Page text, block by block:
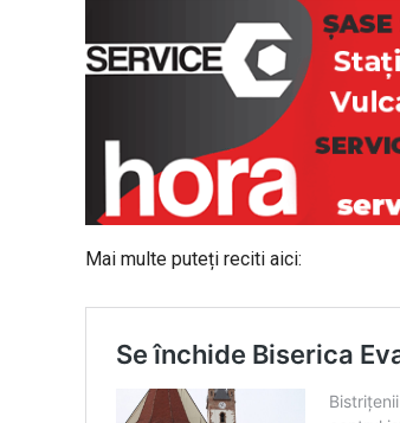
Mai multe puteți reciti aici: